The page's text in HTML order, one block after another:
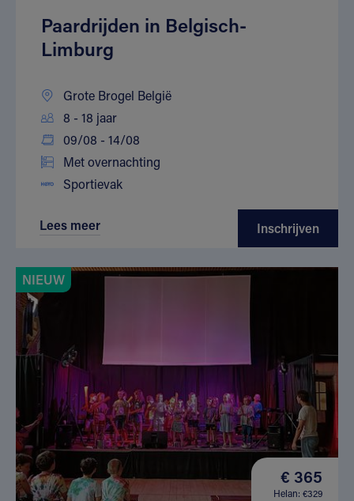
Paardrijden in Belgisch-
Limburg
Grote Brogel België
8 - 18 jaar
09/08 - 14/08
Met overnachting
Sportievak
Lees meer Inschrijven
NIEUW
€ 365
Helan: €329